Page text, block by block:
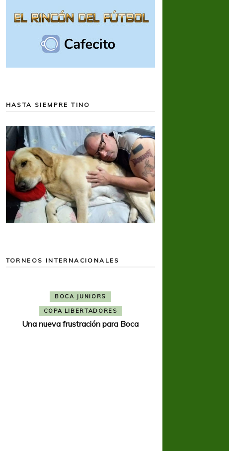
HASTA SIEMPRE TINO
TORNEOS INTERNACIONALES
BOCA JUNIORS
COPA LIBERTADORES
Una nueva frustración para Boca